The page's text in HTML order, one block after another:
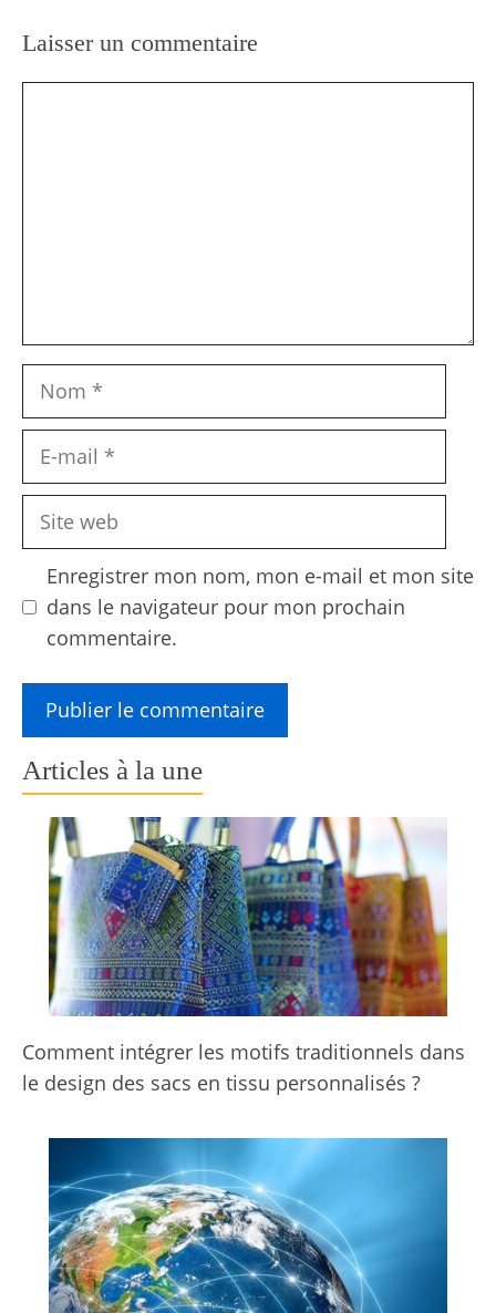
Laisser un commentaire
Nom
Site
Enregistrer mon nom, mon e-mail et mon site
dans le navigateur pour mon prochain
commentaire.
Articles à la une
Comment intégrer les motifs traditionnels dans
le design des sacs en tissu personnalisés ?